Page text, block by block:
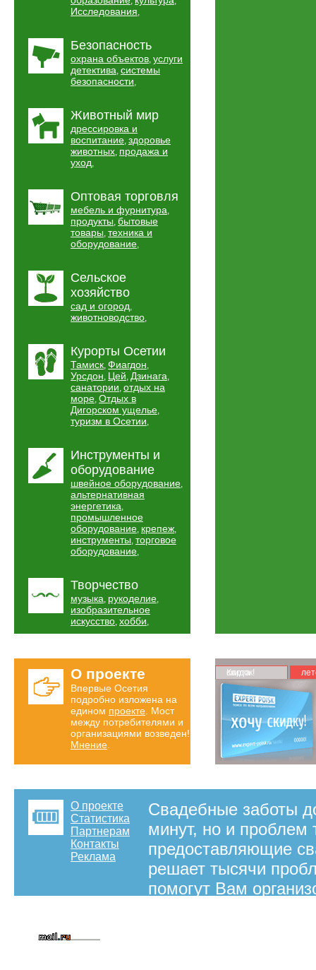
Исследования,
Безопасность
охрана объектов, услуги
детектива, системы
безопасности,
Животный мир
дрессировка и
воспитание, здоровье
животных, продажа и
уход,
Оптовая торговля
мебель и фурнитура,
продукты, бытовые
товары, техника и
оборудование,
Сельское
хозяйство
сад и огород,
животноводство,
Курорты Осетии
Тамиск, Фиагдон,
Урсдон, Цей, Дзинага,
санатории, отдых на
море, Отдых в
Дигорском ущелье,
туризм в Осетии,
Инструменты и
оборудование
швейное оборудование,
альтернативная
энергетика,
промышленное
оборудование, крепеж,
инструменты, торговое
оборудование,
Творчество
музыка, рукоделие,
изобразительное
искусство, хобби,
О проекте
Впервые Осетия
подробно изложена на
едином проекте . Мост
между потребителями и
организациями возведен!
Мнение
Карта скидок!
О проекте
Статистика
Партнерам
Контакты
Реклама
Свадебные заботы
минут, но и проблем
предоставляющие
решает тысячи
помогут Вам